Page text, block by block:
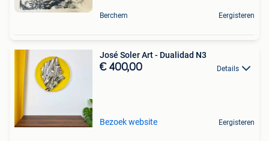
Berchem Eergisteren
José Soler Art - Dualidad N3
€ 400,00 Details
Bezoek website Eergisteren